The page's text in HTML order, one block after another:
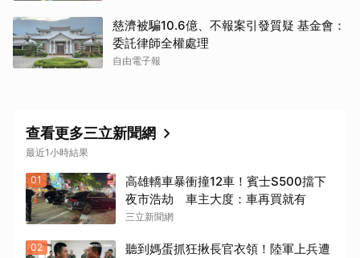
慈濟被騙10.6億、不報案引發質疑 基金會：
委託律師全權處理
自由電子報
查看更多三立新聞網
最近1小時結果
01
高雄轎車暴衝撞12車！賓士S500擋下
夜市浩劫 車主大度：車再買就有
三立新聞網
02
聽到媽蛋抓狂揪長官衣領！陸軍上兵遭